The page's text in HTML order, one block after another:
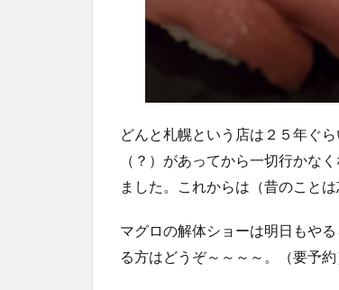
どんと札幌という店は２５年ぐ
（？）があってから一切行かな
ました。これからは（昔のこと
マグロの解体ショーは明日もや
る方はどうぞ～～～～。（要予約